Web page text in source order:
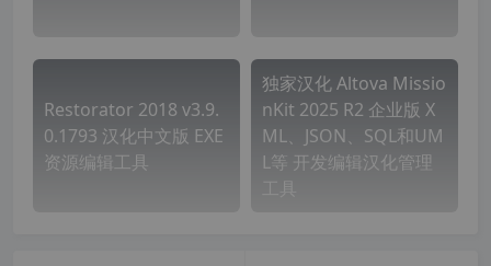
Restorator 2018 v3.9.
0.1793 汉化中文版 EXE
资源编辑工具
独家汉化 Altova Missio
nKit 2025 R2 企业版 X
ML、JSON、SQL和UM
L等 开发编辑汉化管理
工具